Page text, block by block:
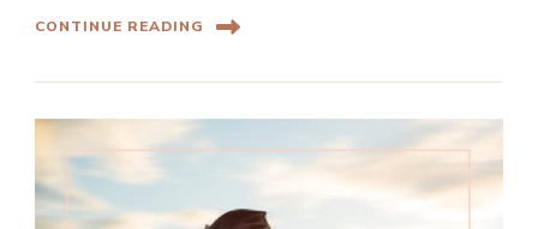
CONTINUE READING